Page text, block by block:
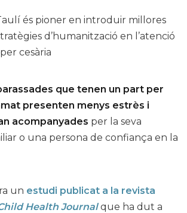
és pioner en introduir millores
d’humanització en l’atenció
cesària
que tenen un part per
presenten menys estrès i
acompanyades per la seva
o una persona de confiança en la
un estudi publicat a la revista
Health Journalque ha dut a